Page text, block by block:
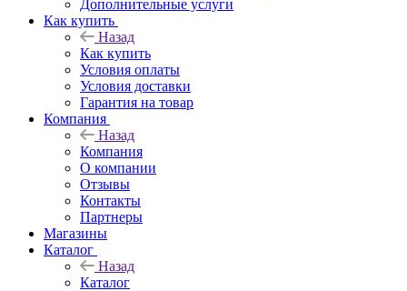
Дополнительные услуги
Как купить
Назад
Как купить
Условия оплаты
Условия доставки
Гарантия на товар
Компания
Назад
Компания
О компании
Отзывы
Контакты
Партнеры
Магазины
Каталог
Назад
Каталог